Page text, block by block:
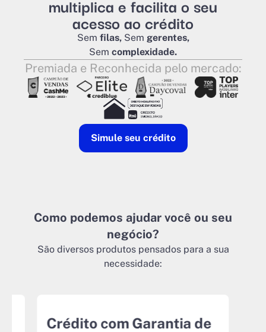
multiplica e facilita o seu
acesso ao crédito
Sem filas, Sem gerentes,
Sem complexidade.
Premiada e Reconhecida pelo mercado:
Simule seu crédito
Como podemos ajudar você ou seu
negócio?
São diversos produtos pensados para a sua
necessidade:
Crédito com Garantia de